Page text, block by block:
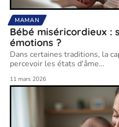
MAMAN
Bébé miséricordieux :
émotions ?
Dans certaines traditions, la
percevoir les états d'âme…
11 mars 2026